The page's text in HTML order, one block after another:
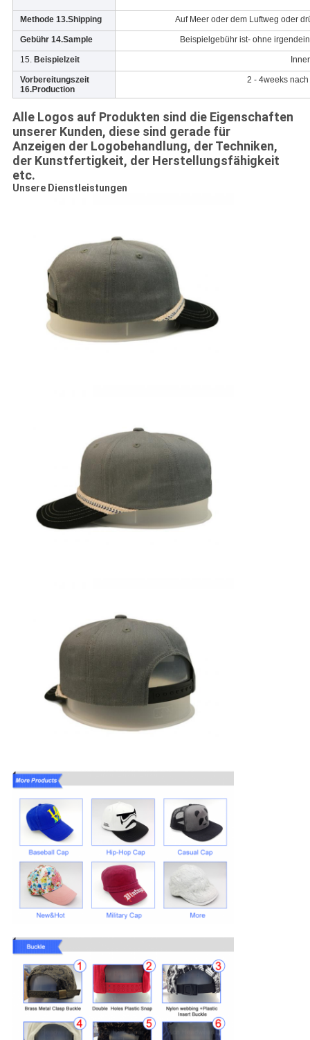
Methode 13.Shipping Auf Meer oder dem Luftweg oder
Gebühr 14.Sample Beispielgebühr ist- ohne
15. Beispielzeit
Vorbereitungszeit
16.Production
2 - 4weeks
Alle Logos auf Produkten sind die Eigenschaften
unserer Kunden, diese sind gerade für
Anzeigen der Logobehandlung, der Techniken,
der Kunstfertigkeit, der Herstellungsfähigkeit
etc.
Unsere Dienstleistungen